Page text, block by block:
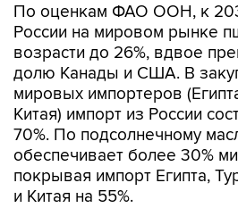
По оценкам ФАО ООН, к
России на мировом рынке
возрасти до 26%, вдвое
долю Канады и США. В
мировых импортеров
Китая) импорт из России
70%. По подсолнечному
обеспечивает более 30%
покрывая импорт Египта,
и Китая на 55%.